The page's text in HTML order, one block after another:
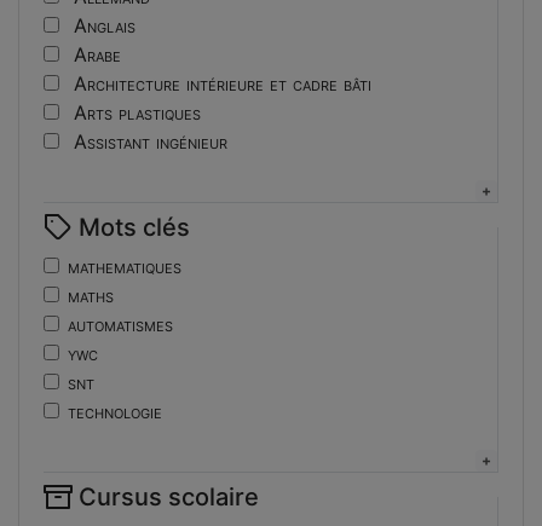
Anglais
Arabe
Architecture intérieure et cadre bâti
Arts plastiques
Assistant ingénieur
Boulangerie
Braille
Bureautique
Céramique industrielle
Chinois
Cinéma et photographie
Coiffure
Construction et réparation en carrosserie
Mots clés
mathematiques
maths
automatismes
ywc
snt
technologie
fonctions-lp
Cursus scolaire